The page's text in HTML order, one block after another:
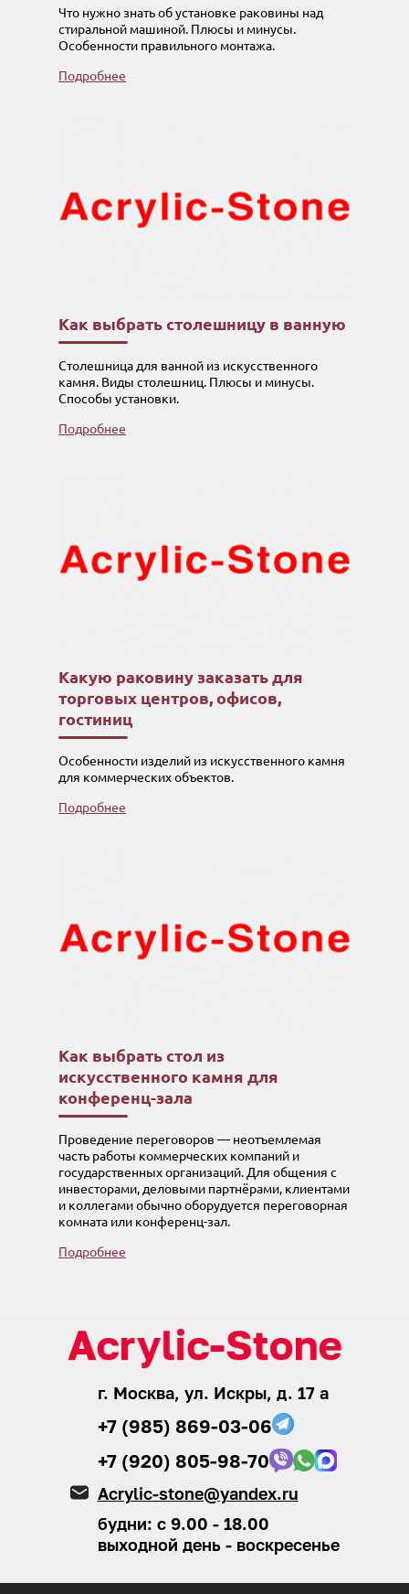
Что нужно знать об установке раковины над
стиральной машиной. Плюсы и минусы.
Особенности правильного монтажа.
Подробнее
Как выбрать столешницу в ванную
Столешница для ванной из искусственного
камня. Виды столешниц. Плюсы и минусы.
Способы установки.
Подробнее
Какую раковину заказать для
торговых центров, офисов,
гостиниц
Особенности изделий из искусственного камня
для коммерческих объектов.
Подробнее
Как выбрать стол из
искусственного камня для
конференц-зала
Проведение переговоров — неотъемлемая
часть работы коммерческих компаний и
государственных организаций. Для общения с
инвесторами, деловыми партнёрами, клиентами
и коллегами обычно оборудуется переговорная
комната или конференц-зал.
Подробнее
г. Москва, ул. Искры, д. 17 а
+7 (985) 869-03-06
+7 (920) 805-98-70
Acrylic-stone@yandex.ru
будни: с 9.00 - 18.00
выходной день - воскресенье